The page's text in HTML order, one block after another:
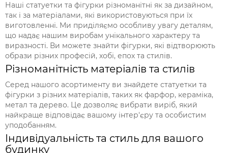
Наші статуетки та фігурки різноманітні як за дизайном,
так і за матеріалами, які використовуються при їх
виготовленні. Ми приділяємо особливу увагу деталям,
що надає нашим виробам унікального характеру та
виразності. Ви можете знайти фігурки, які відтворюють
образи різних професій, хобі, епох та стилів.
Різноманітність матеріалів та стилів
Серед нашого асортименту ви знайдете статуетки та
фігурки з різних матеріалів, таких як фарфор, кераміка,
метал та дерево. Це дозволяє вибрати виріб, який
найкраще відповідає вашому інтер'єру та особистим
уподобанням.
Індивідуальність та стиль для вашого
будинку